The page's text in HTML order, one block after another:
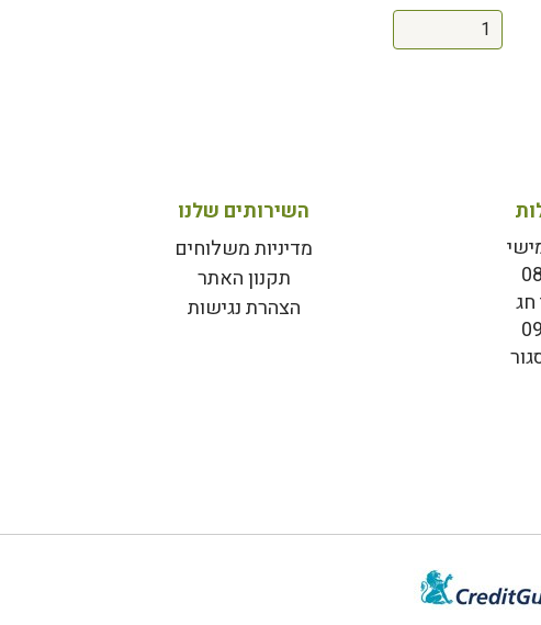
חג
השירותים שלנו
מדיניות משלוחים
תקנון האתר
הצהרת נגישות